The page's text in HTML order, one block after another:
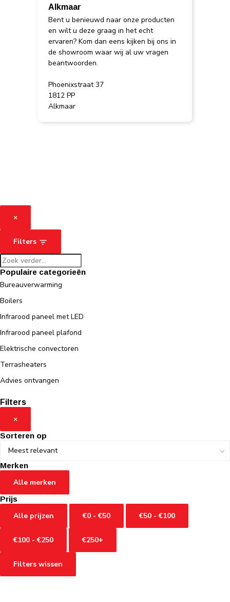
Alkmaar
Bent u benieuwd naar onze producten
en wilt u deze graag in het echt
ervaren? Kom dan eens kijken bij ons in
de showroom waar wij al uw vragen
beantwoorden.
Phoenixstraat 37
1812 PP
Alkmaar
×
Filters
Populaire categorieën
Bureauverwarming
Boilers
Infrarood paneel met LED
Infrarood paneel plafond
Elektrische convectoren
Terrasheaters
Advies ontvangen
Filters
×
Sorteren op
Merken
Alle merken
Prijs
Alle prijzen €0 - €50 €50 - €100
€100 - €250 €250+
Filters wissen